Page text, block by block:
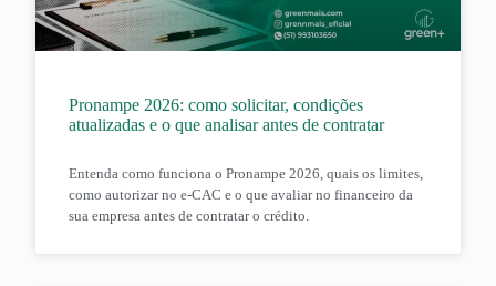
Pronampe 2026: como solicitar, condições
atualizadas e o que analisar antes de contratar
Entenda como funciona o Pronampe 2026, quais os limites,
como autorizar no e-CAC e o que avaliar no financeiro da
sua empresa antes de contratar o crédito.